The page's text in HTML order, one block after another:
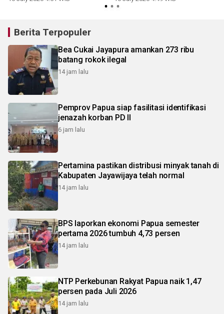
Berita Terpopuler
Bea Cukai Jayapura amankan 273 ribu
batang rokok ilegal
14 jam lalu
Pemprov Papua siap fasilitasi identifikasi
jenazah korban PD II
6 jam lalu
Pertamina pastikan distribusi minyak tanah di
Kabupaten Jayawijaya telah normal
14 jam lalu
BPS laporkan ekonomi Papua semester
pertama 2026 tumbuh 4,73 persen
14 jam lalu
NTP Perkebunan Rakyat Papua naik 1,47
persen pada Juli 2026
14 jam lalu